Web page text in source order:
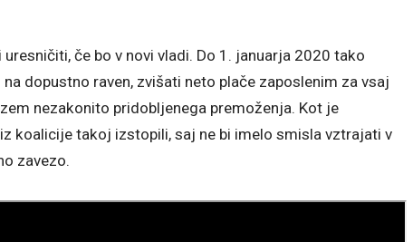
če bo v novi vladi. Do 1. januarja 2020 tako
dopustno raven, zvišati neto plače zaposlenim za vsaj
nezakonito pridobljenega premoženja. Kot je
koalicije takoj izstopili, saj ne bi imelo smisla vztrajati v
zavezo.